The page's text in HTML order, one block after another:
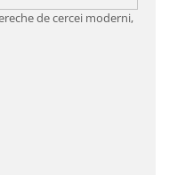
de cercei moderni,